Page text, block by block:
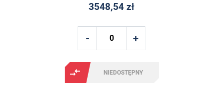
3548,54 zł
NIEDOSTĘPNY